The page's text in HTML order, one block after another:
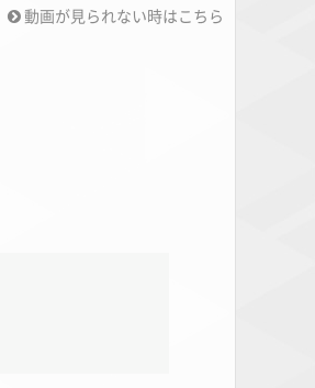
動画が見られない時はこちら